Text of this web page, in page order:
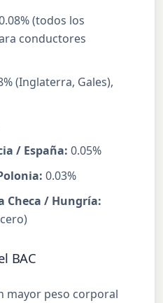
(todos los
conductores
(Inglaterra, Gales),
/ España: 0.05%
0.03%
Checa / Hungría:
BAC
mayor peso corporal